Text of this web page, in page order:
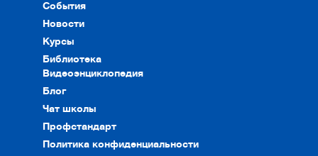
События
Новости
Курсы
Библиотека
Видеоэнциклопедия
Блог
Чат школы
Профстандарт
Политика конфиденциальности